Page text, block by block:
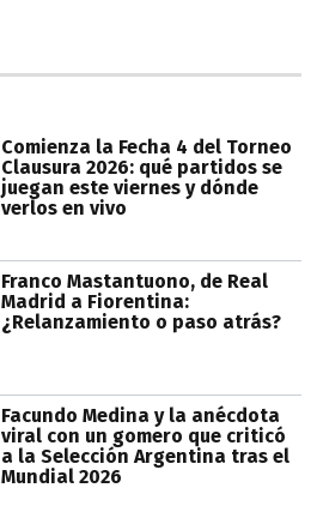
Comienza la Fecha 4 del Torneo
Clausura 2026: qué partidos se
juegan este viernes y dónde
verlos en vivo
Franco Mastantuono, de Real
Madrid a Fiorentina:
¿Relanzamiento o paso atrás?
Facundo Medina y la anécdota
viral con un gomero que criticó
a la Selección Argentina tras el
Mundial 2026